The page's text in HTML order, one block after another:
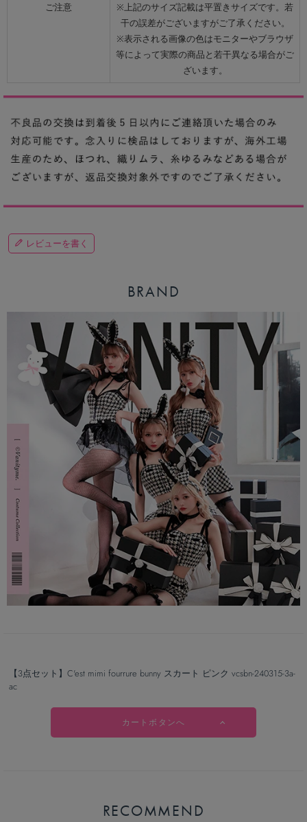
ご注意
※上記のサイズ記載は平置きサイズです。若
干の誤差がございますがご了承ください。
※表示される画像の色はモニターやブラウザ
等によって実際の商品と若干異なる場合がご
ざいます。
レビューを書く
BRAND
【3点セット】C'est mimi fourrure bunny スカート ピンク vcsbn-240315-3a-
ac
カートボタンへ
RECOMMEND